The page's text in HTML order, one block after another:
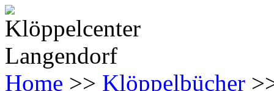
Home >> Klöppelbücher